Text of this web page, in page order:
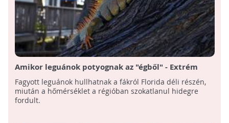
Amikor leguánok potyognak az "égből" - Extrém
hideg Floridában
Fagyott leguánok hullhatnak a fákról Florida déli részén,
miután a hőmérséklet a régióban szokatlanul hidegre
fordult.